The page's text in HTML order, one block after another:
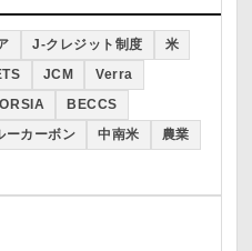
J-クレジット制度 米
JCM Verra
BECCS
ーカーボン 中南米 農業